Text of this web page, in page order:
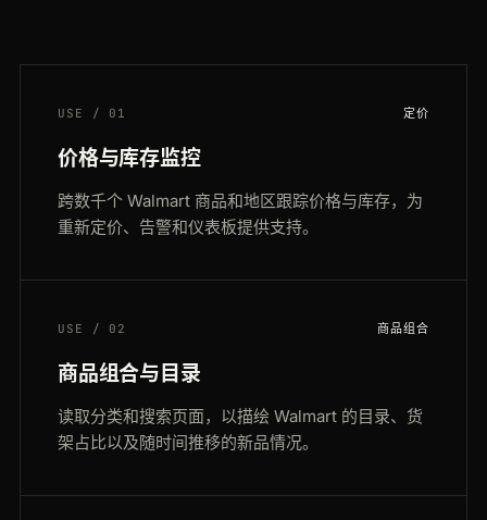
USE / 01 定价
价格与库存监控
跨数千个 Walmart 商品和地区跟踪价格与库存，为
重新定价、告警和仪表板提供支持。
USE / 02 商品组合
商品组合与目录
读取分类和搜索页面，以描绘 Walmart 的目录、货
架占比以及随时间推移的新品情况。